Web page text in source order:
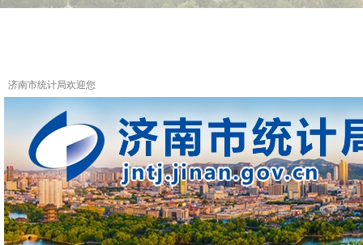
济南市统计局欢迎您